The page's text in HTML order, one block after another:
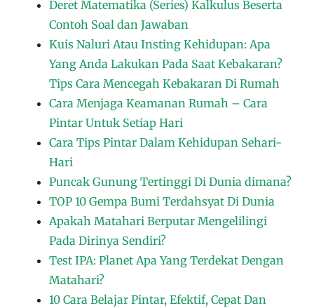
Deret Matematika (Series) Kalkulus Beserta
Contoh Soal dan Jawaban
Kuis Naluri Atau Insting Kehidupan: Apa
Yang Anda Lakukan Pada Saat Kebakaran?
Tips Cara Mencegah Kebakaran Di Rumah
Cara Menjaga Keamanan Rumah – Cara
Pintar Untuk Setiap Hari
Cara Tips Pintar Dalam Kehidupan Sehari-
Hari
Puncak Gunung Tertinggi Di Dunia dimana?
TOP 10 Gempa Bumi Terdahsyat Di Dunia
Apakah Matahari Berputar Mengelilingi
Pada Dirinya Sendiri?
Test IPA: Planet Apa Yang Terdekat Dengan
Matahari?
10 Cara Belajar Pintar, Efektif, Cepat Dan